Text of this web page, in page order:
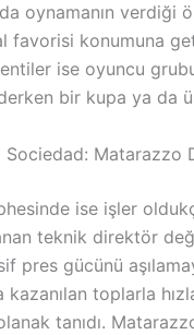
oynamanın verdiği
favorisi konumuna
ise oyuncu
bir kupa ya da
Sociedad: Matarazzo
ise işler
teknik direktör
pres gücünü
toplarla
tanıdı.